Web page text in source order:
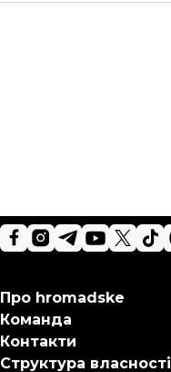
Про hromadske
Команда
Контакти
Структура власності